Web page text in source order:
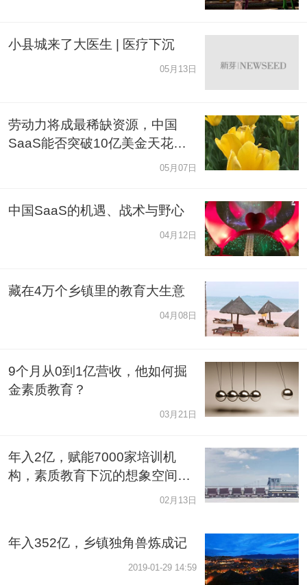
小县城来了大医生 | 医疗下沉
05月13日
劳动力将成最稀缺资源，中国
SaaS能否突破10亿美金天花
05月07日
中国SaaS的机遇、战术与野心
04月12日
藏在4万个乡镇里的教育大生意
04月08日
9个月从0到1亿营收，他如何掘
金素质教育？
03月21日
年入2亿，赋能7000家培训机
构，素质教育下沉的想象空间有
02月13日
年入352亿，乡镇独角兽炼成记
2019-01-29 14:59